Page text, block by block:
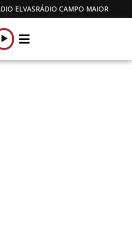
ELVASRÁDIO CAMPO MAIOR